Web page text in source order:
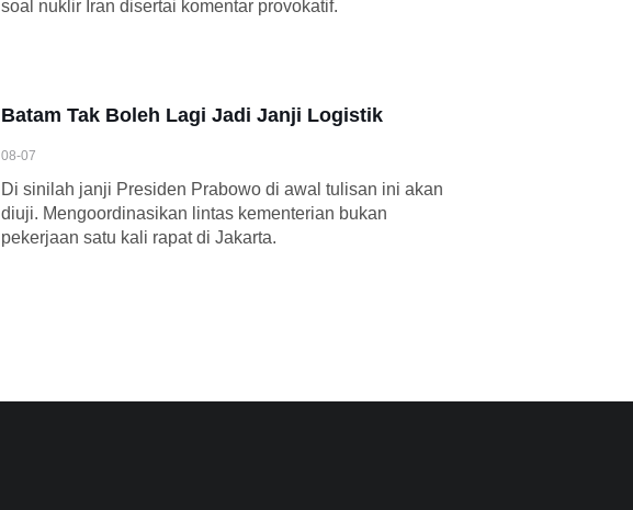
soal nuklir Iran disertai komentar provokatif.
Batam Tak Boleh Lagi Jadi Janji Logistik
08-07
Di sinilah janji Presiden Prabowo di awal tulisan ini akan
diuji. Mengoordinasikan lintas kementerian bukan
pekerjaan satu kali rapat di Jakarta.